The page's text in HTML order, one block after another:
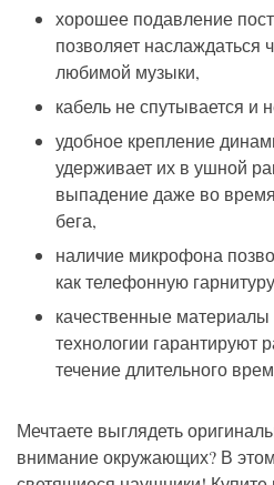
хорошее подавление
позволяет наслаждаться
любимой музыки,
кабель не спутывается и
удобное крепление
удерживает их в ушной
выпадение даже во
бега,
наличие микрофона
как телефонную
качественные
технологии гарантируют
течение длительного
Мечтаете выглядеть
внимание окружающих? В